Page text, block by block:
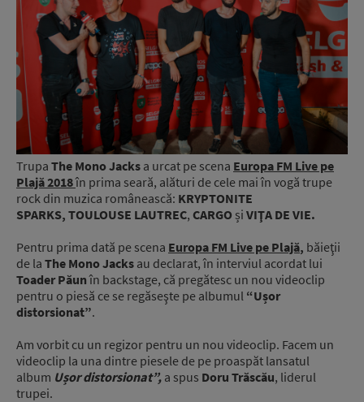
Trupa The Mono Jacks a urcat pe scena Europa FM Live pe
Plajă 2018în prima seară, alături de cele mai în vogă trupe
rock din muzica românească: KRYPTONITE
SPARKS, TOULOUSE LAUTREC, CARGO și VIŢA DE VIE.
Pentru prima dată pe scena Europa FM Live pe Plajă, băieţii
de la The Mono Jacks au declarat, în interviul acordat lui
Toader Păunîn backstage, că pregătesc un nou videoclip
pentru o piesă ce se regăseşte pe albumul “Ușor
distorsionat”.
Am vorbit cu un regizor pentru un nou videoclip. Facem un
videoclip la una dintre piesele de pe proaspăt lansatul
album Ușor distorsionat”, a spus Doru Trăscău, liderul
trupei.